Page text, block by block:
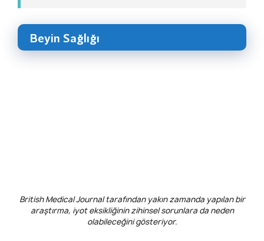
Beyin Sağlığı
British Medical Journal tarafından yakın zamanda yapılan bir
araştırma, iyot eksikliğinin zihinsel sorunlara da neden
olabileceğini gösteriyor.